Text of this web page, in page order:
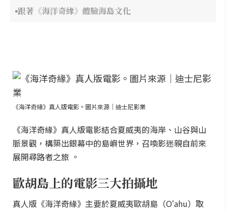
跟著《海洋奇緣》體驗海島文化
《海洋奇緣》真人版電影。圖片來源｜迪士尼影業
《海洋奇緣》真人版電影結合夏威夷的海岸、山谷與山
脈景觀，構築出銀幕中的島嶼世界，召喚影迷親自前來
展開尋路者之旅 。
歐胡島上的電影三大拍攝地
真人版《海洋奇緣》主要於夏威夷歐胡島（Oʻahu）取